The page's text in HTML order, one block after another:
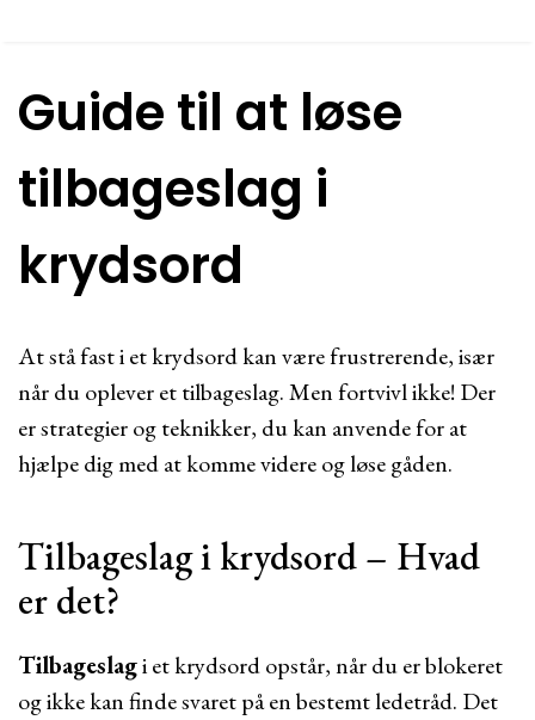
Guide til at løse
tilbageslag i
krydsord
At stå fast i et krydsord kan være frustrerende, især
når du oplever et tilbageslag. Men fortvivl ikke! Der
er strategier og teknikker, du kan anvende for at
hjælpe dig med at komme videre og løse gåden.
Tilbageslag i krydsord – Hvad
er det?
Tilbageslagi et krydsord opstår, når du er blokeret
og ikke kan finde svaret på en bestemt ledetråd. Det